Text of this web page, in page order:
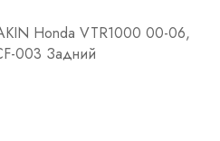
Honda VTR1000 00-06,
003 Задний